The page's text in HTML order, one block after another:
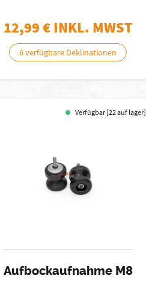
12,99€ INKL. MWST
6 verfügbare Deklinationen
Verfügbar [22 auf lager]
Aufbockaufnahme M8